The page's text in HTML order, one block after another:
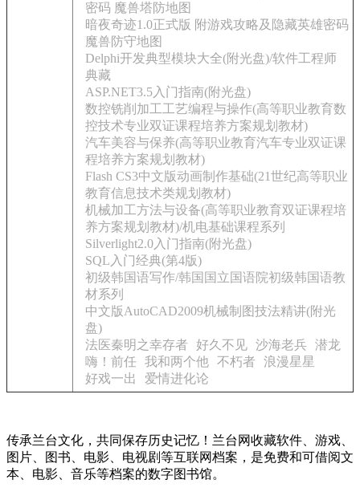
密码 魔兽塔防地图
暗夜奇迹1.0正式版 附游戏攻略及隐藏英雄密码
魔兽防守地图
Delphi开发典型模块大全(附光盘)/软件工程师
典藏
ASP.NET3.5入门指南(附光盘)
数控铣削加工工艺编程与操作(高等职业教育数
控技术专业双证课程培养方案规划教材)
汽车美容与保养(高等职业教育汽车专业双证课
程培养方案规划教材)
Flash CS3中文版动画制作基础(21世纪高等职业
教育信息技术类规划教材)
机械加工方法与设备(高等职业教育双证课程培
养方案规划教材)/机电基础课程系列
Silverlight2.0入门指南(附光盘)
SQL入门经典(第4版)
初级韩国语写作/韩国国立国语院初级韩国语教
材系列
中文版AutoCAD2009机械制图技法精讲(附光
盘)
法医秦明之幸存者
好久不见 沙海老兵 潜龙
嗨！前任 我和两个他 不朽者
浪漫星星
好戏一出
爱情进化论
传承兰台文化，共同保存历史记忆！兰台网收藏软件、游戏、
图片、图书、电影、电视剧等互联网档案，是免费和可借阅文
本、电影、音乐等档案的数字图书馆。